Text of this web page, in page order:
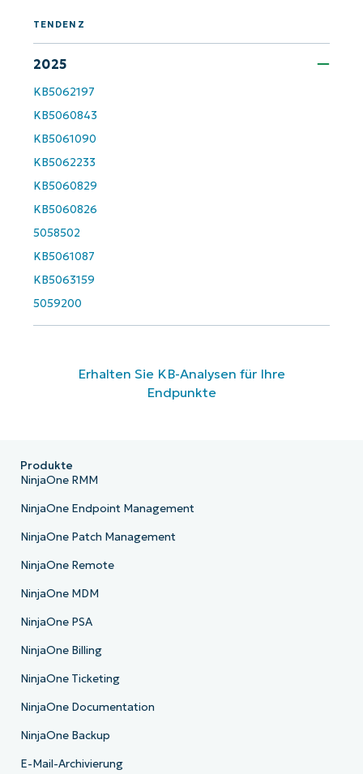
TENDENZ
2025
KB5062197
KB5060843
KB5061090
KB5062233
KB5060829
KB5060826
5058502
KB5061087
KB5063159
5059200
Erhalten Sie KB-Analysen für Ihre
Endpunkte
and
Business
number*
Land
Company
Produkte
NinjaOne RMM
NinjaOne Endpoint Management
NinjaOne Patch Management
NinjaOne Remote
NinjaOne MDM
NinjaOne PSA
NinjaOne Billing
NinjaOne Ticketing
NinjaOne Documentation
NinjaOne Backup
E-Mail-Archivierung